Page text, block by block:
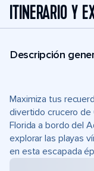
ITINERARIO Y
Descripción
Maximiza tus
divertido crucero de
Florida a bordo del
explorar las playas
en esta escapada